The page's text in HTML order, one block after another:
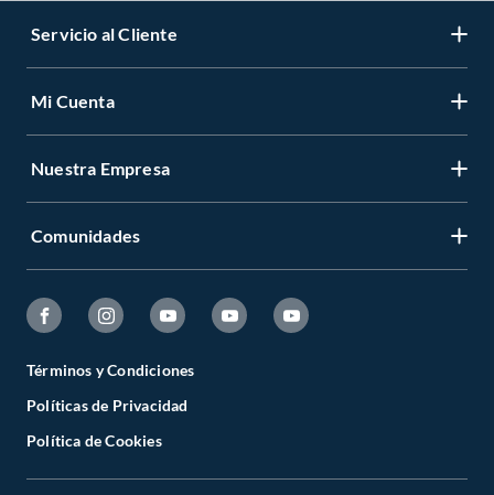
Servicio al Cliente
Mi Cuenta
Nuestra Empresa
Comunidades
Términos y Condiciones
Políticas de Privacidad
Política de Cookies